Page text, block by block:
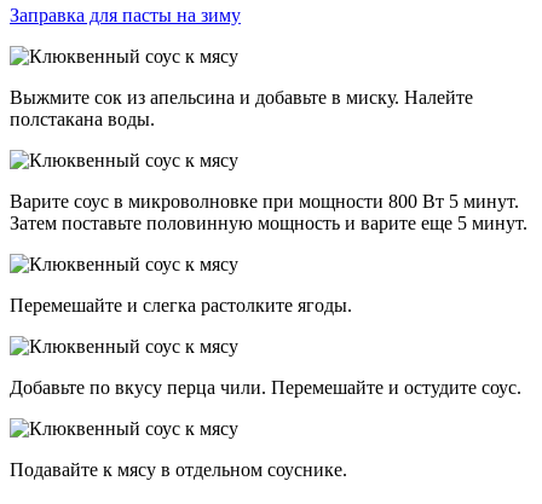
Заправка для пасты на зиму
Выжмите сок из апельсина и добавьте в миску. Налейте
полстакана воды.
Варите соус в микроволновке при мощности 800 Вт 5 минут.
Затем поставьте половинную мощность и варите еще 5 минут.
Перемешайте и слегка растолките ягоды.
Добавьте по вкусу перца чили. Перемешайте и остудите соус.
Подавайте к мясу в отдельном соуснике.